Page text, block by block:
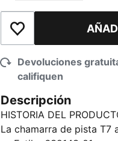
Añadir a la lista de
Devoluciones
califiquen
Descripción
HISTORIA DEL
La chamarra de pista T7